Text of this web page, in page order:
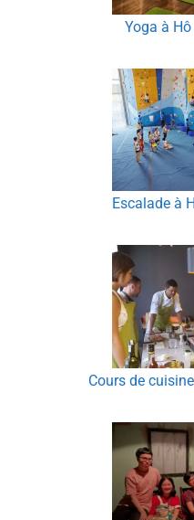
Yoga à
Escalade à
Cours de